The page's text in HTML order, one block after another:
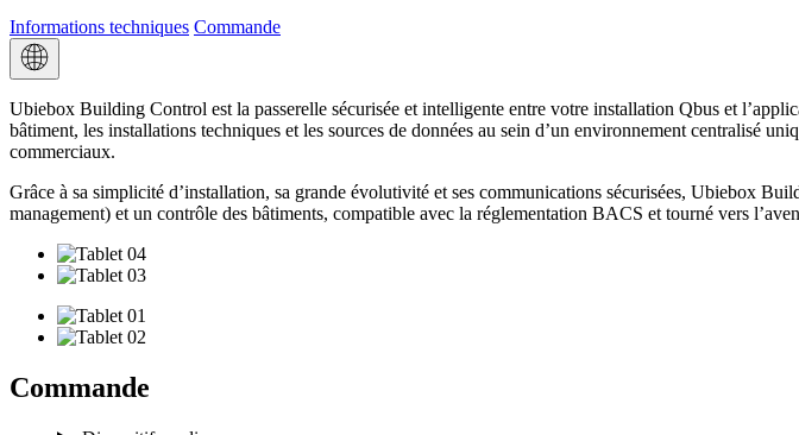
Informations techniques Commande
Ubiebox Building Control est la passerelle sécurisée et intelligente entre votre installation Qbus et
bâtiment, les installations techniques et les sources de données au sein d’un environnement centralisé
commerciaux.
Grâce à sa simplicité d’installation, sa grande évolutivité et ses communications sécurisées, Ubiebox
management) et un contrôle des bâtiments, compatible avec la réglementation BACS et tourné vers
Commande